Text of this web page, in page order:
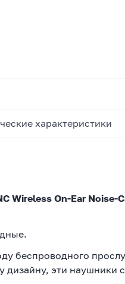
характеристики
Wireless On-Ear
беспроводного
дизайну, эти